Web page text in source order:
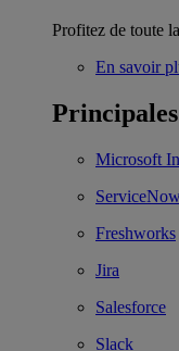
Profitez de toute
En savoir
Microsoft
Freshworks
Jira
Salesforce
Slack